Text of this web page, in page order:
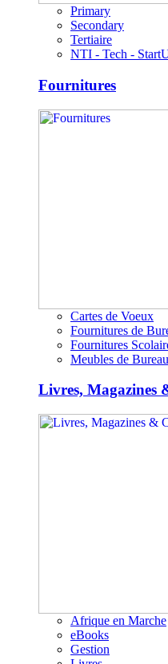
Primary
Secondary
Tertiaire
NTI - Tech -
Fournitures
Cartes de Voeux
Fournitures de
Fournitures
Meubles de Bureau
Livres, Magazines
Afrique en Marche
eBooks
Gestion